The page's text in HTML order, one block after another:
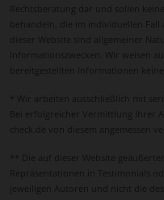
Rechtsberatung dar und sollen
behandeln, die im individuellen
dieser Website sind allgemeiner
Informationszwecken. Wir weisen
bereitgestellten Informationen
* Wir arbeiten ausschließlich mit
Bei erfolgreicher Vermittlung Ihrer
check.de von diesem angemessen
** Die auf dieser Website
Repräsentationen in Testimonials
jeweiligen Autoren und nicht die